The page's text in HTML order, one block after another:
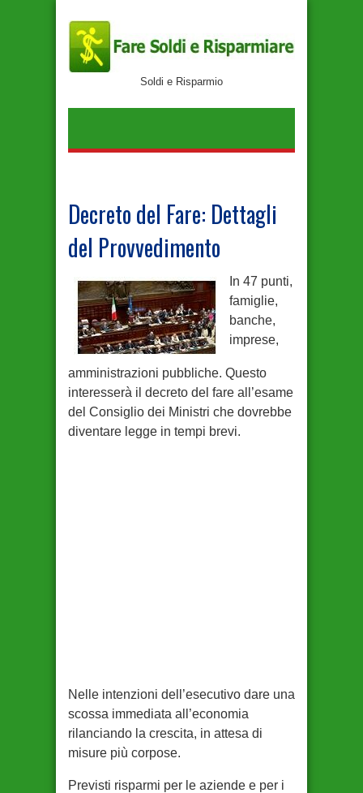
Soldi e Risparmio
Decreto del Fare: Dettagli
del Provvedimento
In 47 punti,
famiglie,
banche,
imprese,
amministrazioni pubbliche. Questo
interesserà il decreto del fare all’esame
del Consiglio dei Ministri che dovrebbe
diventare legge in tempi brevi.
Nelle intenzioni dell’esecutivo dare una
scossa immediata all’economia
rilanciando la crescita, in attesa di
misure più corpose.
Previsti risparmi per le aziende e per i